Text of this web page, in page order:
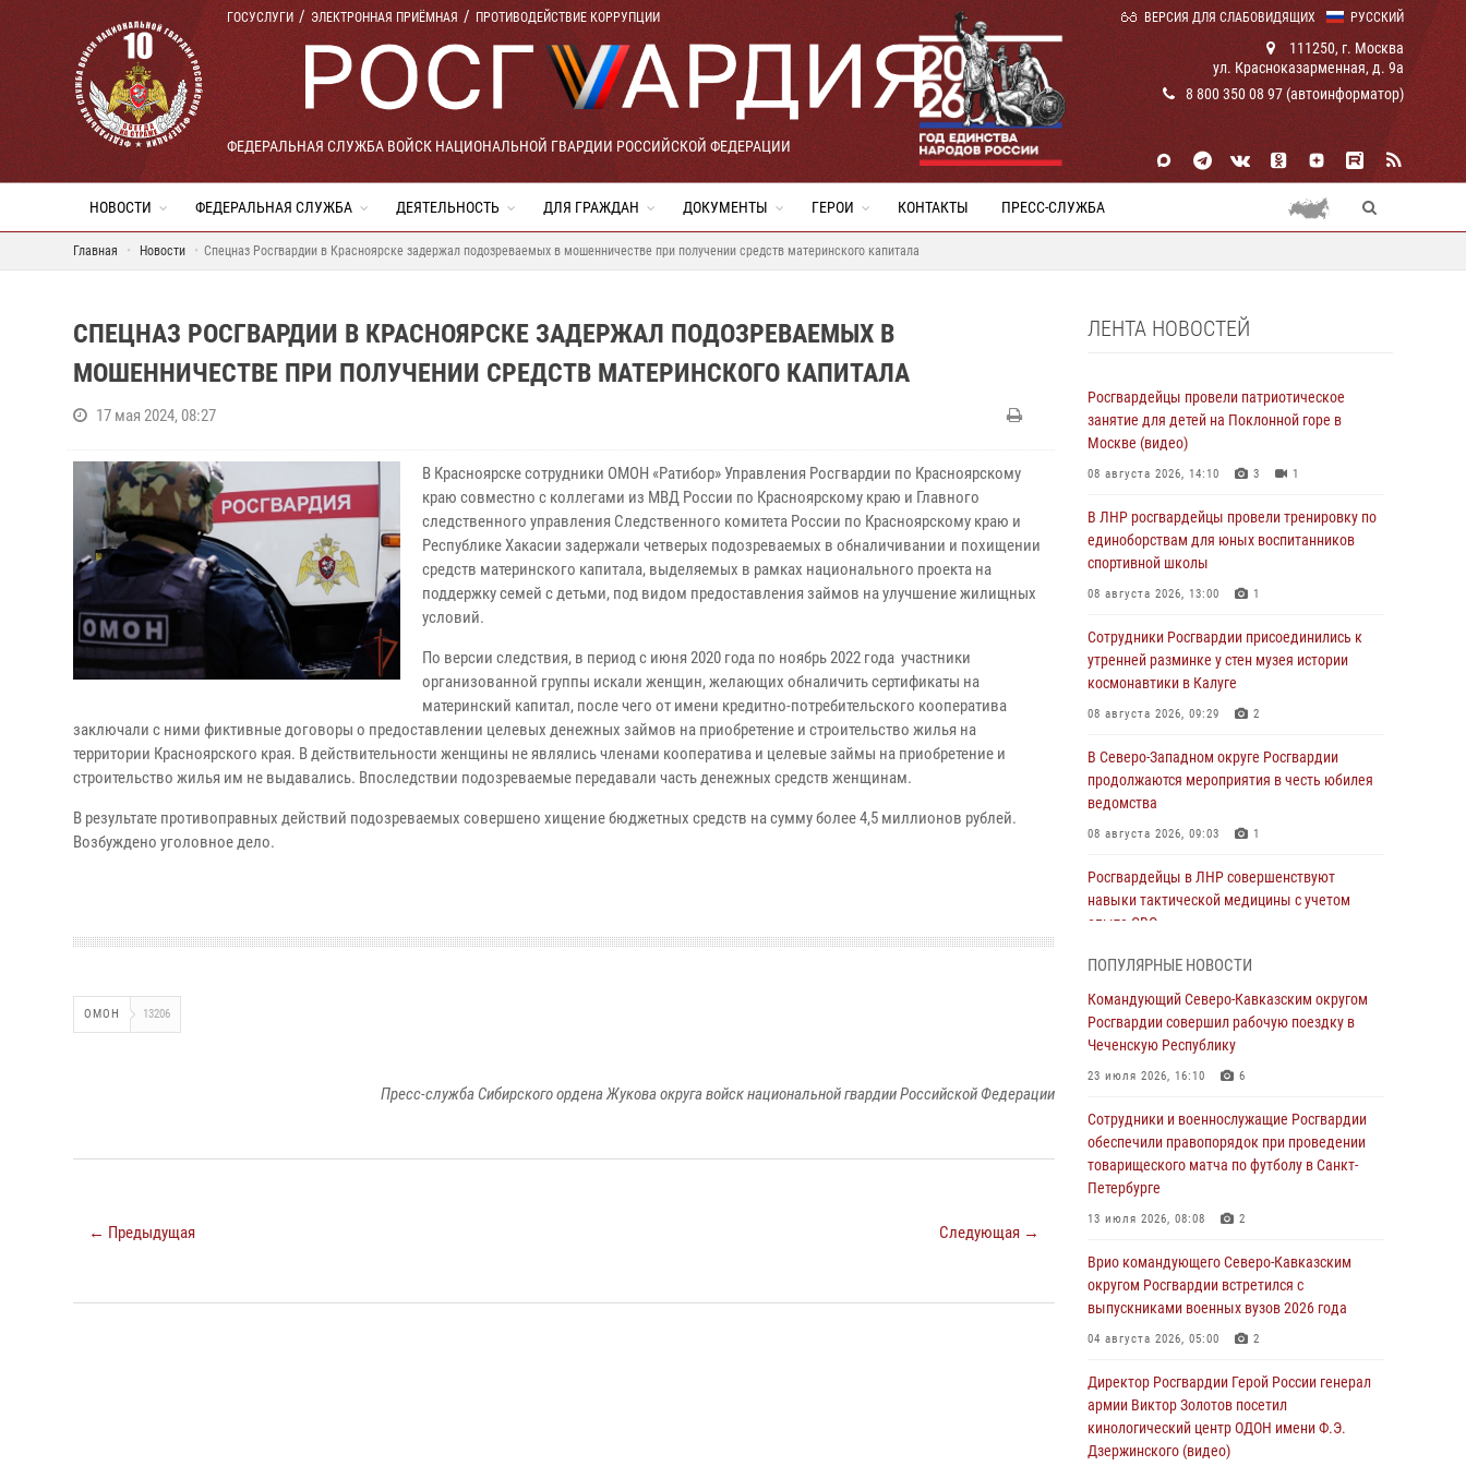
РУССКИЙ
ГОСУСЛУГИ ЭЛЕКТРОННАЯ ПРИЁМНАЯ ПРОТИВОДЕЙСТВИЕ КОРРУПЦИИ ВЕРСИЯ ДЛЯ СЛАБОВИДЯЩИХ
ФЕДЕРАЛЬНАЯ СЛУЖБА ВОЙСК НАЦИОНАЛЬНОЙ ГВАРДИИ РОССИЙСКОЙ ФЕДЕРАЦИИ
111250, г. Москва
ул. Красноказарменная, д. 9а
8 800 350 08 97 (автоинформатор)
НОВОСТИ ФЕДЕРАЛЬНАЯ СЛУЖБА ДЕЯТЕЛЬНОСТЬ ДЛЯ ГРАЖДАН ДОКУМЕНТЫ ГЕРОИ КОНТАКТЫ ПРЕСС-СЛУЖБА
Главная Новости Спецназ Росгвардии в Красноярске задержал подозреваемых в мошенничестве при получении средств материнского капитала
СПЕЦНАЗ РОСГВАРДИИ В КРАСНОЯРСКЕ ЗАДЕРЖАЛ ПОДОЗРЕВАЕМЫХ В
МОШЕННИЧЕСТВЕ ПРИ ПОЛУЧЕНИИ СРЕДСТВ МАТЕРИНСКОГО КАПИТАЛА
17 мая 2024, 08:27
В Красноярске сотрудники ОМОН «Ратибор» Управления Росгвардии по Красноярскому
краю совместно с коллегами из МВД России по Красноярскому краю и Главного
следственного управления Следственного комитета России по Красноярскому краю и
Республике Хакасии задержали четверых подозреваемых в обналичивании и похищении
средств материнского капитала, выделяемых в рамках национального проекта на
поддержку семей с детьми, под видом предоставления займов на улучшение жилищных
условий.
По версии следствия, в период с июня 2020 года по ноябрь 2022 года участники
организованной группы искали женщин, желающих обналичить сертификаты на
материнский капитал, после чего от имени кредитно-потребительского кооператива
заключали с ними фиктивные договоры о предоставлении целевых денежных займов на приобретение и строительство жилья на
территории Красноярского края. В действительности женщины не являлись членами кооператива и целевые займы на приобретение и
строительство жилья им не выдавались. Впоследствии подозреваемые передавали часть денежных средств женщинам.
В результате противоправных действий подозреваемых совершено хищение бюджетных средств на сумму более 4,5 миллионов рублей.
Возбуждено уголовное дело.
ОМОН 13206
Пресс-служба Сибирского ордена Жукова округа войск национальной гвардии Российской Федерации
← Предыдущая Следующая →
ЛЕНТА НОВОСТЕЙ
Росгвардейцы провели патриотическое
занятие для детей на Поклонной горе в
Москве (видео)
08 августа 2026, 14:10 3 1
В ЛНР росгвардейцы провели тренировку по
единоборствам для юных воспитанников
спортивной школы
08 августа 2026, 13:00 1
Сотрудники Росгвардии присоединились к
утренней разминке у стен музея истории
космонавтики в Калуге
08 августа 2026, 09:29 2
В Северо-Западном округе Росгвардии
продолжаются мероприятия в честь юбилея
ведомства
08 августа 2026, 09:03 1
Росгвардейцы в ЛНР совершенствуют
навыки тактической медицины с учетом
опыта СВО
Военнослужащие Софринской бригады
Росгвардии встретились с участником
патриотического проекта «Дорогой
Ломоносова — дорогой к Победе в СВО»
08 августа 2026, 07:00 2 1
Росгвардейцы обеспечили безопасность
«Поезда Победы» в Кузбассе
08 августа 2026, 07:00
ОМОН «Ойрат» Управления Росгвардии по
Республике Калмыкия исполнилось 20 лет
08 августа 2026, 07:00
Росгвардии провели турнир по настольному
теннису ко Дню физкультурника
08 августа 2026, 07:00
ПОПУЛЯРНЫЕ НОВОСТИ
Командующий Северо-Кавказским округом
Росгвардии совершил рабочую поездку в
Чеченскую Республику
23 июля 2026, 16:10 6
Сотрудники и военнослужащие Росгвардии
обеспечили правопорядок при проведении
товарищеского матча по футболу в Санкт-
Петербурге
13 июля 2026, 08:08 2
Врио командующего Северо-Кавказским
округом Росгвардии встретился с
выпускниками военных вузов 2026 года
04 августа 2026, 05:00 2
Директор Росгвардии Герой России генерал
армии Виктор Золотов посетил
кинологический центр ОДОН имени Ф.Э.
Дзержинского (видео)